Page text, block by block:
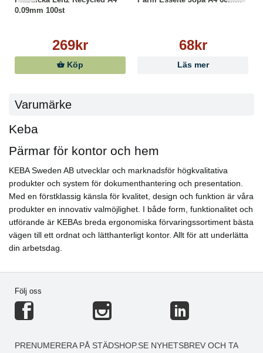
0.09mm 100st
269kr
Köp
68kr
Läs mer
Varumärke
Keba
Pärmar för kontor och hem
KEBA Sweden AB utvecklar och marknadsför högkvalitativa
produkter och system för dokumenthantering och presentation.
Med en förstklassig känsla för kvalitet, design och funktion är våra
produkter en innovativ valmöjlighet. I både form, funktionalitet och
utförande är KEBAs breda ergonomiska förvaringssortiment bästa
vägen till ett ordnat och lätthanterligt kontor. Allt för att underlätta
din arbetsdag.
Följ oss
PRENUMERERA PÅ STÄDSHOP.SE NYHETSBREV OCH TA